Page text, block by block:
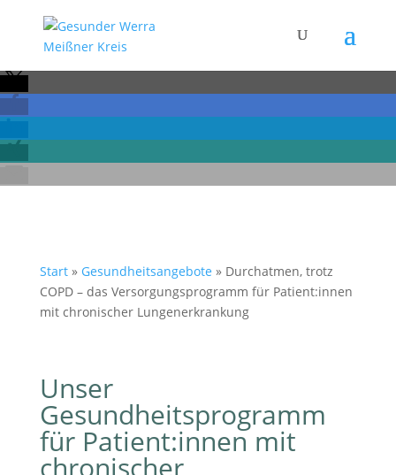
Start» Gesundheitsangebote » Durchatmen, trotz
COPD – das Versorgungsprogramm für Patient:innen
mit chronischer Lungenerkrankung
Unser
Gesundheitsprogramm
für Patient:innen mit
chronischer